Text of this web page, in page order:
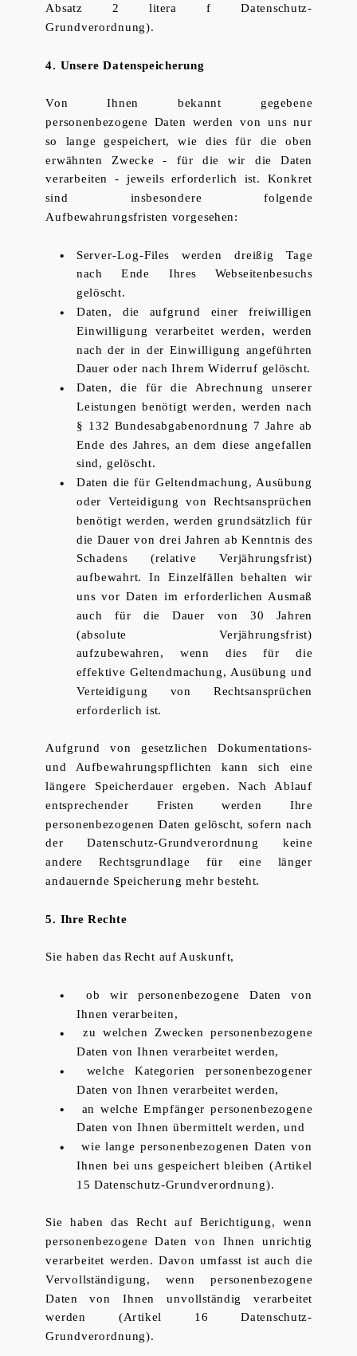
Absatz 2 litera f Datenschutz-
Grundverordnung).
4. Unsere Datenspeicherung
Von Ihnen bekannt gegebene
personenbezogene Daten werden von uns nur
so lange gespeichert, wie dies für die oben
erwähnten Zwecke - für die wir die Daten
verarbeiten - jeweils erforderlich ist. Konkret
sind insbesondere folgende
Aufbewahrungsfristen vorgesehen:
Server-Log-Files werden dreißig Tage
nach Ende Ihres Webseitenbesuchs
gelöscht.
Daten, die aufgrund einer freiwilligen
Einwilligung verarbeitet werden, werden
nach der in der Einwilligung angeführten
Dauer oder nach Ihrem Widerruf gelöscht.
Daten, die für die Abrechnung unserer
Leistungen benötigt werden, werden nach
§ 132 Bundesabgabenordnung 7 Jahre ab
Ende des Jahres, an dem diese angefallen
sind, gelöscht.
Daten die für Geltendmachung, Ausübung
oder Verteidigung von Rechtsansprüchen
benötigt werden, werden grundsätzlich für
die Dauer von drei Jahren ab Kenntnis des
Schadens (relative Verjährungsfrist)
aufbewahrt. In Einzelfällen behalten wir
uns vor Daten im erforderlichen Ausmaß
auch für die Dauer von 30 Jahren
(absolute Verjährungsfrist)
aufzubewahren, wenn dies für die
effektive Geltendmachung, Ausübung und
Verteidigung von Rechtsansprüchen
erforderlich ist.
Aufgrund von gesetzlichen Dokumentations-
und Aufbewahrungspflichten kann sich eine
längere Speicherdauer ergeben. Nach Ablauf
entsprechender Fristen werden Ihre
personenbezogenen Daten gelöscht, sofern nach
der Datenschutz-Grundverordnung keine
andere Rechtsgrundlage für eine länger
andauernde Speicherung mehr besteht.
5. Ihre Rechte
Sie haben das Recht auf Auskunft,
­ ob wir personenbezogene Daten von
Ihnen verarbeiten,
­ zu welchen Zwecken personenbezogene
Daten von Ihnen verarbeitet werden,
­ welche Kategorien personenbezogener
Daten von Ihnen verarbeitet werden,
­ an welche Empfänger personenbezogene
Daten von Ihnen übermittelt werden, und
­ wie lange personenbezogenen Daten von
Ihnen bei uns gespeichert bleiben (Artikel
15 Datenschutz-Grundverordnung).
Sie haben das Recht auf Berichtigung, wenn
personenbezogene Daten von Ihnen unrichtig
verarbeitet werden. Davon umfasst ist auch die
Vervollständigung, wenn personenbezogene
Daten von Ihnen unvollständig verarbeitet
werden (Artikel 16 Datenschutz-
Grundverordnung).